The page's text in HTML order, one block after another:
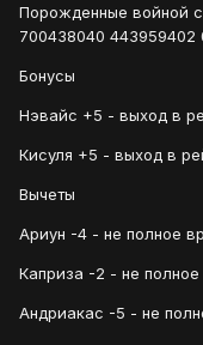
Порожденные войной
700438040
Бонусы
Нэвайс +5 - выход в
Кисуля +5 - выход в
Вычеты
Ариун -4 - не полное
Каприза -2 - не
Андриакас -5 - не